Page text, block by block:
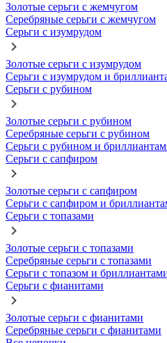
Золотые серьги с жемчугом
Серебряные серьги с жемчугом
Серьги с изумрудом
Золотые серьги с изумрудом
Серьги с изумрудом и
Серьги с рубином
Золотые серьги с рубином
Серебряные серьги с рубином
Серьги с рубином и
Серьги с сапфиром
Золотые серьги с сапфиром
Серьги с сапфиром и
Серьги с топазами
Золотые серьги с топазами
Серебряные серьги с топазами
Серьги с топазом и
Серьги с фианитами
Золотые серьги с фианитами
Серебряные серьги с фианитами